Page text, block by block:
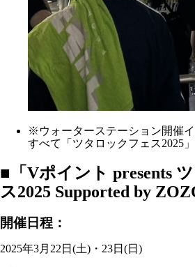
※ウォーターステーション開催
すべて「ツタロックフェス2025
■「Vポイント presents
ス2025 Supported by
開催日程：
2025年3月22日(土)・23日(日)